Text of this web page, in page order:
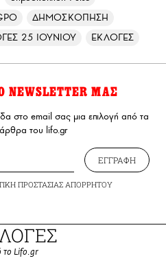
ΔΗΜΟΣΚΟΠΗΣΗ
25 ΙΟΥΝΙΟΥ ΕΚΛΟΓΕΣ
NEWSLETTER ΜΑΣ
στο email σας μια επιλογή από τα
του lifo.gr
ΕΓΓΡΑΦΗ
ΠΡΟΣΤΑΣΙΑΣ ΑΠΟΡΡΗΤΟΥ
το Lifo.gr